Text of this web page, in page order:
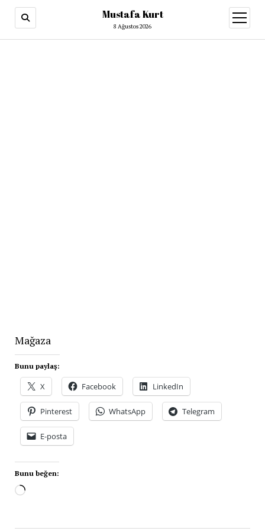
Mustafa Kurt
8 Ağustos 2026
Mağaza
Bunu paylaş:
X Facebook LinkedIn
Pinterest WhatsApp Telegram
E-posta
Bunu beğen: